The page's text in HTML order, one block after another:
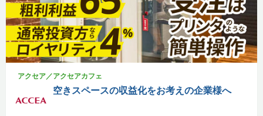
アクセア／アクセアカフェ
空きスペースの収益化をお考えの企業様へ